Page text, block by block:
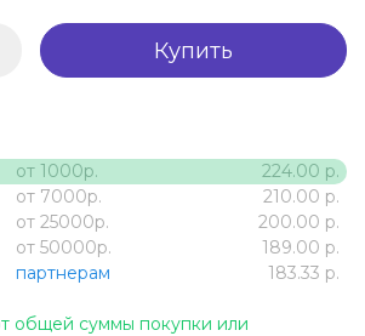
Купить
от 1000р.
224.00 р.
от 7000р.
210.00 р.
от 25000р.
200.00 р.
от 50000р.
189.00 р.
партнерам 183.33 р.
общей суммы покупки или